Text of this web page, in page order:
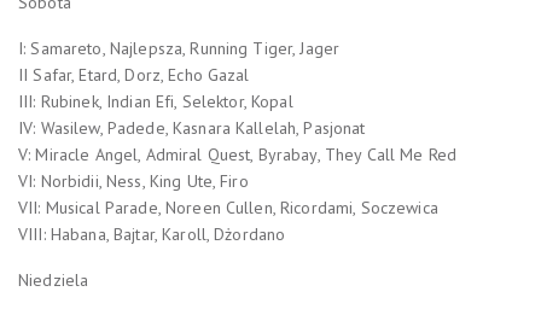
I: Samareto, Najlepsza, Running Tiger, Jager
II Safar, Etard, Dorz, Echo Gazal
III: Rubinek, Indian Efi, Selektor, Kopal
IV: Wasilew, Padede, Kasnara Kallelah, Pasjonat
V: Miracle Angel, Admiral Quest, Byrabay, They Call Me Red
VI: Norbidii, Ness, King Ute, Firo
VII: Musical Parade, Noreen Cullen, Ricordami, Soczewica
VIII: Habana, Bajtar, Karoll, Dżordano
Niedziela